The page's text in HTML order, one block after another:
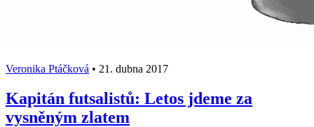
Veronika Ptáčková • 21. dubna 2017
Kapitán futsalistů: Letos jdeme za
vysněným zlatem